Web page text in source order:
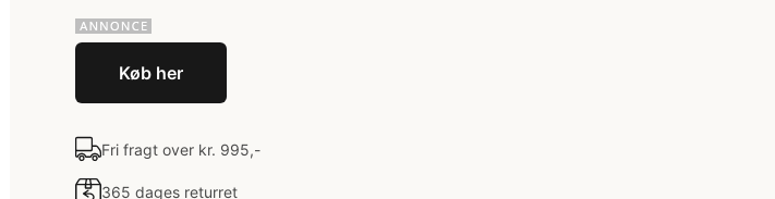
Køb her
Fri fragt over kr. 995,-
365 dages returret